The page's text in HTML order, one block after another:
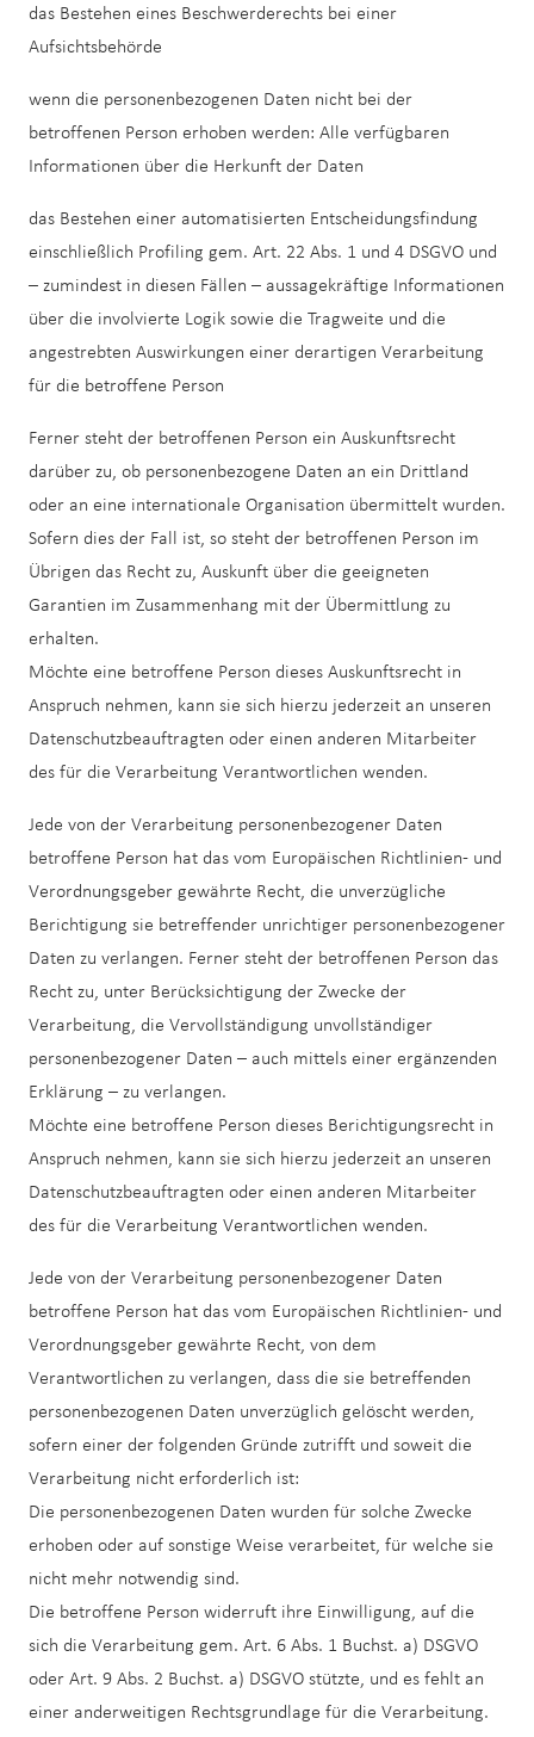
das Bestehen eines Beschwerderechts bei einer
Aufsichtsbehörde
wenn die personenbezogenen Daten nicht bei der
betroffenen Person erhoben werden: Alle verfügbaren
Informationen über die Herkunft der Daten
das Bestehen einer automatisierten Entscheidungsfindung
einschließlich Profiling gem. Art. 22 Abs. 1 und 4 DSGVO und
– zumindest in diesen Fällen – aussagekräftige Informationen
über die involvierte Logik sowie die Tragweite und die
angestrebten Auswirkungen einer derartigen Verarbeitung
für die betroffene Person
Ferner steht der betroffenen Person ein Auskunftsrecht
darüber zu, ob personenbezogene Daten an ein Drittland
oder an eine internationale Organisation übermittelt wurden.
Sofern dies der Fall ist, so steht der betroffenen Person im
Übrigen das Recht zu, Auskunft über die geeigneten
Garantien im Zusammenhang mit der Übermittlung zu
erhalten.
Möchte eine betroffene Person dieses Auskunftsrecht in
Anspruch nehmen, kann sie sich hierzu jederzeit an unseren
Datenschutzbeauftragten oder einen anderen Mitarbeiter
des für die Verarbeitung Verantwortlichen wenden.
Jede von der Verarbeitung personenbezogener Daten
betroffene Person hat das vom Europäischen Richtlinien- und
Verordnungsgeber gewährte Recht, die unverzügliche
Berichtigung sie betreffender unrichtiger personenbezogener
Daten zu verlangen. Ferner steht der betroffenen Person das
Recht zu, unter Berücksichtigung der Zwecke der
Verarbeitung, die Vervollständigung unvollständiger
personenbezogener Daten – auch mittels einer ergänzenden
Erklärung – zu verlangen.
Möchte eine betroffene Person dieses Berichtigungsrecht in
Anspruch nehmen, kann sie sich hierzu jederzeit an unseren
Datenschutzbeauftragten oder einen anderen Mitarbeiter
des für die Verarbeitung Verantwortlichen wenden.
Jede von der Verarbeitung personenbezogener Daten
betroffene Person hat das vom Europäischen Richtlinien- und
Verordnungsgeber gewährte Recht, von dem
Verantwortlichen zu verlangen, dass die sie betreffenden
personenbezogenen Daten unverzüglich gelöscht werden,
sofern einer der folgenden Gründe zutrifft und soweit die
Verarbeitung nicht erforderlich ist:
Die personenbezogenen Daten wurden für solche Zwecke
erhoben oder auf sonstige Weise verarbeitet, für welche sie
nicht mehr notwendig sind.
Die betroffene Person widerruft ihre Einwilligung, auf die
sich die Verarbeitung gem. Art. 6 Abs. 1 Buchst. a) DSGVO
oder Art. 9 Abs. 2 Buchst. a) DSGVO stützte, und es fehlt an
einer anderweitigen Rechtsgrundlage für die Verarbeitung.